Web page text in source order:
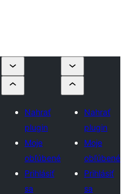
Nahrať
plugin
Moje
obľúbené
Prihlásiť
sa
Nahrať
plugin
Moje
obľúbené
Prihlásiť
sa